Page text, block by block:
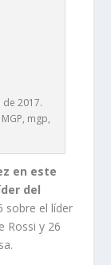
2017.
mgp,
en este
del
sobre el líder
Rossi y 26